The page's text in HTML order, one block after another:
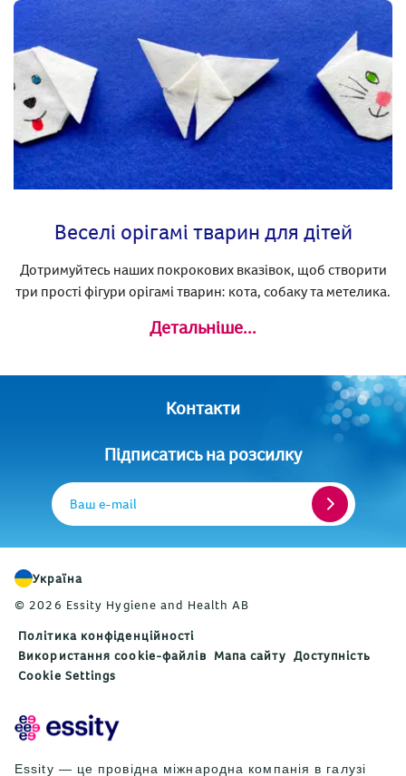
Веселі орігамі тварин для дітей
Дотримуйтесь наших покрокових вказівок, щоб створити
три прості фігури орігамі тварин: кота, собаку та метелика.
Детальніше...
Контакти
Підписатись на розсилку
Ваш e-mail
Україна
© 2026 Essity Hygiene and Health AB
Політика конфіденційності
Використання cookie-файлів Мапа сайту Доступність
Cookie Settings
Essity — це провідна міжнародна компанія в галузі